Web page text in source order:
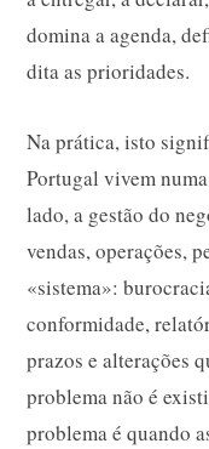
domina a agenda,
dita as prioridades.
Na prática, isto
Portugal vivem
lado, a gestão do
vendas, operações,
«sistema»:
conformidade,
prazos e alterações
problema não é
problema é quando